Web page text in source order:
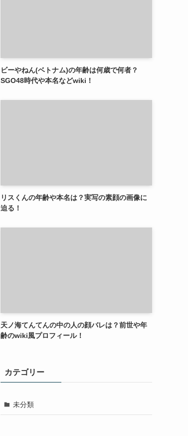
ビーやねん(ベトナム)の年齢は何歳で何者？
SGO48時代や本名などwiki！
リスくんの年齢や本名は？実写の素顔の画像に
迫る！
天ノ海てんてんの中の人の顔バレは？前世や年
齢のwiki風プロフィール！
カテゴリー
未分類